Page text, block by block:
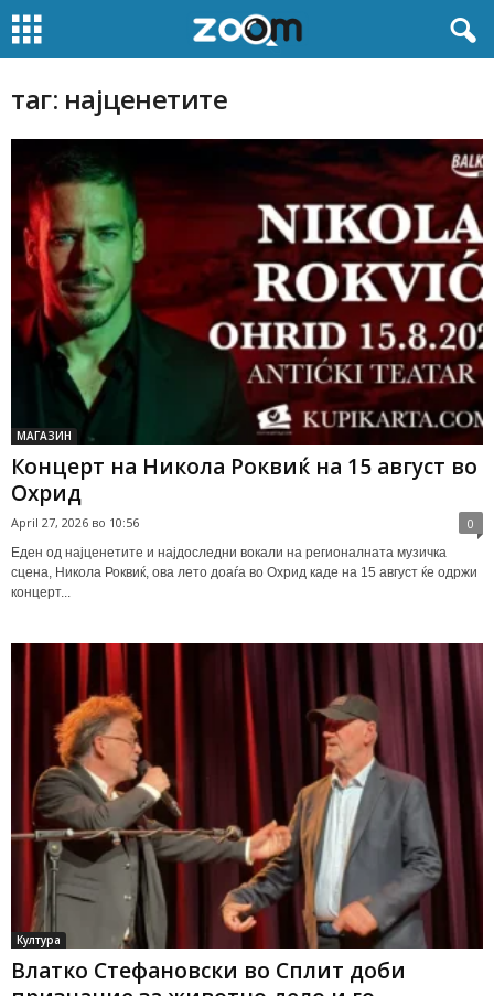
таг: најценетите
МАГАЗИН
Концерт на Никола Роквиќ на 15 август во
Охрид
April 27, 2026 во 10:56 0
Еден од најценетите и најдоследни вокали на регионалната музичка
сцена, Никола Роквиќ, ова лето доаѓа во Охрид каде на 15 август ќе одржи
концерт...
Култура
Влатко Стефановски во Сплит доби